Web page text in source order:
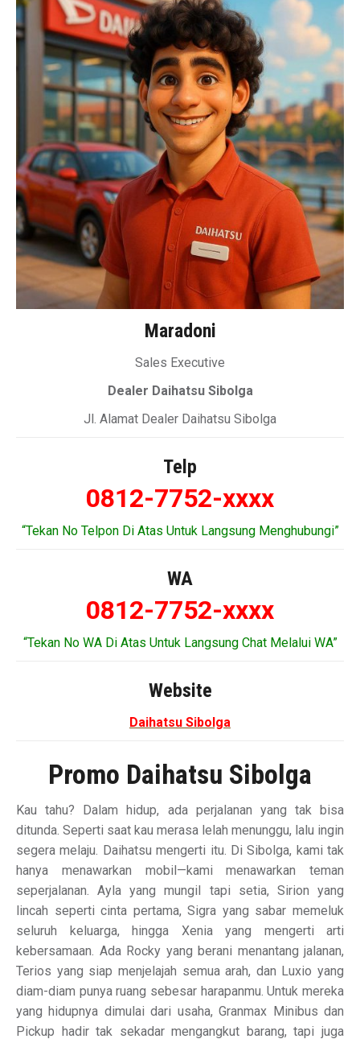
Maradoni
Sales Executive
Dealer Daihatsu Sibolga
Jl. Alamat Dealer Daihatsu Sibolga
Telp
0812-7752-xxxx
“Tekan No Telpon Di Atas Untuk Langsung Menghubungi”
WA
0812-7752-xxxx
“Tekan No WA Di Atas Untuk Langsung Chat Melalui WA”
Website
Daihatsu Sibolga
Promo Daihatsu Sibolga
Kau tahu? Dalam hidup, ada perjalanan yang tak bisa
ditunda. Seperti saat kau merasa lelah menunggu, lalu ingin
segera melaju. Daihatsu mengerti itu. Di Sibolga, kami tak
hanya menawarkan mobil—kami menawarkan teman
seperjalanan. Ayla yang mungil tapi setia, Sirion yang
lincah seperti cinta pertama, Sigra yang sabar memeluk
seluruh keluarga, hingga Xenia yang mengerti arti
kebersamaan. Ada Rocky yang berani menantang jalanan,
Terios yang siap menjelajah semua arah, dan Luxio yang
diam-diam punya ruang sebesar harapanmu. Untuk mereka
yang hidupnya dimulai dari usaha, Granmax Minibus dan
Pickup hadir tak sekadar mengangkut barang, tapi juga